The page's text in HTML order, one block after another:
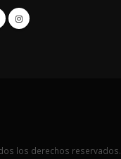
los derechos reservados.